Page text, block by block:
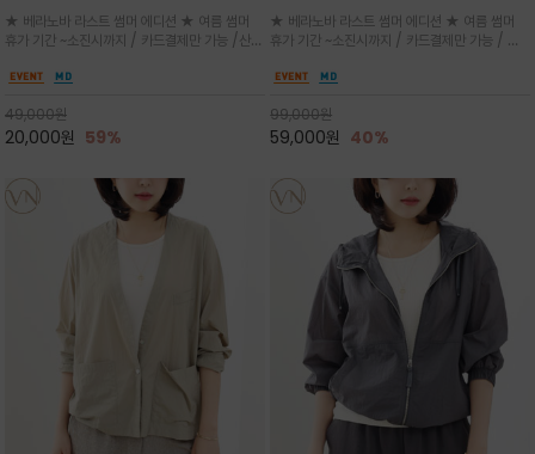
세요 ^^
★ 베라노바 라스트 썸머 에디션 ★ 여름 썸머
휴가 기간 ~소진시까지 / 카드결제만 가능 /산뜻
레터링과 감각적인 일러스트 프린트가 어우러져
49,000원
20,000원 59%
진 여름의 끝자락까지 멋스럽게 연출하
세요 ^^
★ 베라노바 라스트 썸머 에디션 ★ 여름 썸머
휴가 기간 ~소진시까지 / 카드결제만 가능 / 앞
게 체형을 커버해 우아한 비율을 완성
99,000원
59,000원 40%